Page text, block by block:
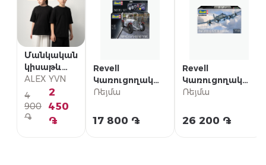
Մանկական
կիսաթև
շապիկ
ALEX YVN
4
900
֏
2
450
֏
Revell
Կառուցողական
հավաքածու
SSKL»
Ռեյմա
17 800 ֏
Revell
Կառուցողական
հավաքածու
200 C-5/C-8
Condor»
Ռեյմա
26 200 ֏